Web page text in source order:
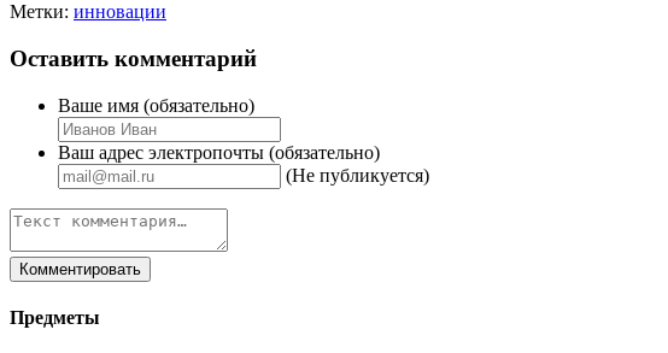
Метки: инновации
Оставить комментарий
Ваше имя (обязательно)
Ваш адрес электропочты (обязательно)
(Не публикуется)
Предметы